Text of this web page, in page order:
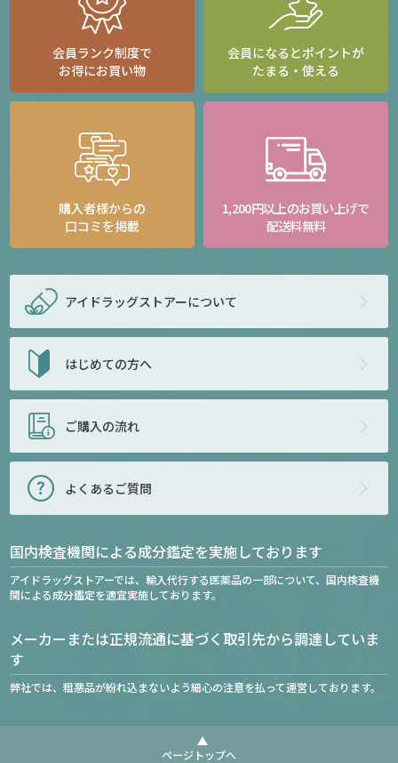
会員ランク制度で
お得にお買い物
会員になるとポイントが
たまる・使える
購入者様からの
口コミを掲載
1,200円以上のお買い上げで
配送料無料
アイドラッグストアーについて
はじめての方へ
ご購入の流れ
よくあるご質問
国内検査機関による成分鑑定を実施しております
アイドラッグストアーでは、輸入代行する医薬品の一部について、国内検査機
関による成分鑑定を適宜実施しております。
メーカーまたは正規流通に基づく取引先から調達していま
す
弊社では、粗悪品が紛れ込まないよう細心の注意を払って運営しております。
ページトップへ